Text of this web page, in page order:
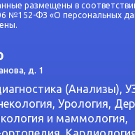
размещены в
№152-ФЗ «О персональных
д. 1
(Анализы),
Урология,
и маммология,